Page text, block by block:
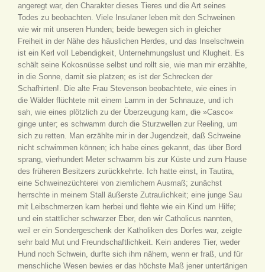
angeregt war, den Charakter dieses Tieres und die Art seines
Todes zu beobachten. Viele Insulaner leben mit den Schweinen
wie wir mit unseren Hunden; beide bewegen sich in gleicher
Freiheit in der Nähe des häuslichen Herdes, und das Inselschwein
ist ein Kerl voll Lebendigkeit, Unternehmungslust und Klugheit. Es
schält seine Kokosnüsse selbst und rollt sie, wie man mir erzählte,
in die Sonne, damit sie platzen; es ist der Schrecken der
Schafhirten!. Die alte Frau Stevenson beobachtete, wie eines in
die Wälder flüchtete mit einem Lamm in der Schnauze, und ich
sah, wie eines plötzlich zu der Überzeugung kam, die »Casco«
ginge unter; es schwamm durch die Sturzwellen zur Reeling, um
sich zu retten. Man erzählte mir in der Jugendzeit, daß Schweine
nicht schwimmen können; ich habe eines gekannt, das über Bord
sprang, vierhundert Meter schwamm bis zur Küste und zum Hause
des früheren Besitzers zurückkehrte. Ich hatte einst, in Tautira,
eine Schweinezüchterei von ziemlichem Ausmaß; zunächst
herrschte in meinem Stall äußerste Zutraulichkeit; eine junge Sau
mit Leibschmerzen kam herbei und flehte wie ein Kind um Hilfe;
und ein stattlicher schwarzer Eber, den wir Catholicus nannten,
weil er ein Sondergeschenk der Katholiken des Dorfes war, zeigte
sehr bald Mut und Freundschaftlichkeit. Kein anderes Tier, weder
Hund noch Schwein, durfte sich ihm nähern, wenn er fraß, und für
menschliche Wesen bewies er das höchste Maß jener untertänigen